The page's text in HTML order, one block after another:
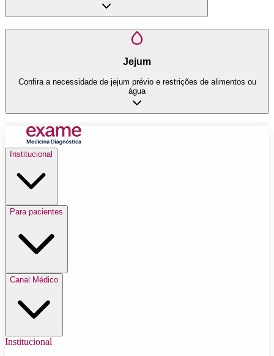
Jejum
Confira a necessidade de jejum prévio e restrições de alimentos ou
água
Institucional
Para pacientes
Canal Médico
Institucional